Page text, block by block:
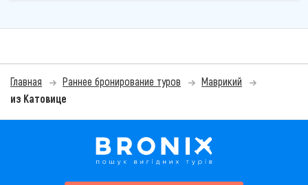
Главная Раннее бронирование туров
Маврикий
из Катовице